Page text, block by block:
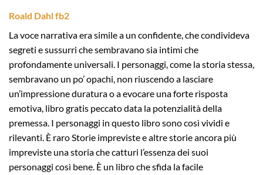
Roald Dahl fb2
La voce narrativa era simile a un confidente, che condivideva
segreti e sussurri che sembravano sia intimi che
profondamente universali. I personaggi, come la storia stessa,
sembravano un po’ opachi, non riuscendo a lasciare
un’impressione duratura o a evocare una forte risposta
emotiva, libro gratis peccato data la potenzialità della
premessa. I personaggi in questo libro sono così vividi e
rilevanti. È raro Storie impreviste e altre storie ancora più
impreviste una storia che catturi l’essenza dei suoi
personaggi così bene. È un libro che sfida la facile